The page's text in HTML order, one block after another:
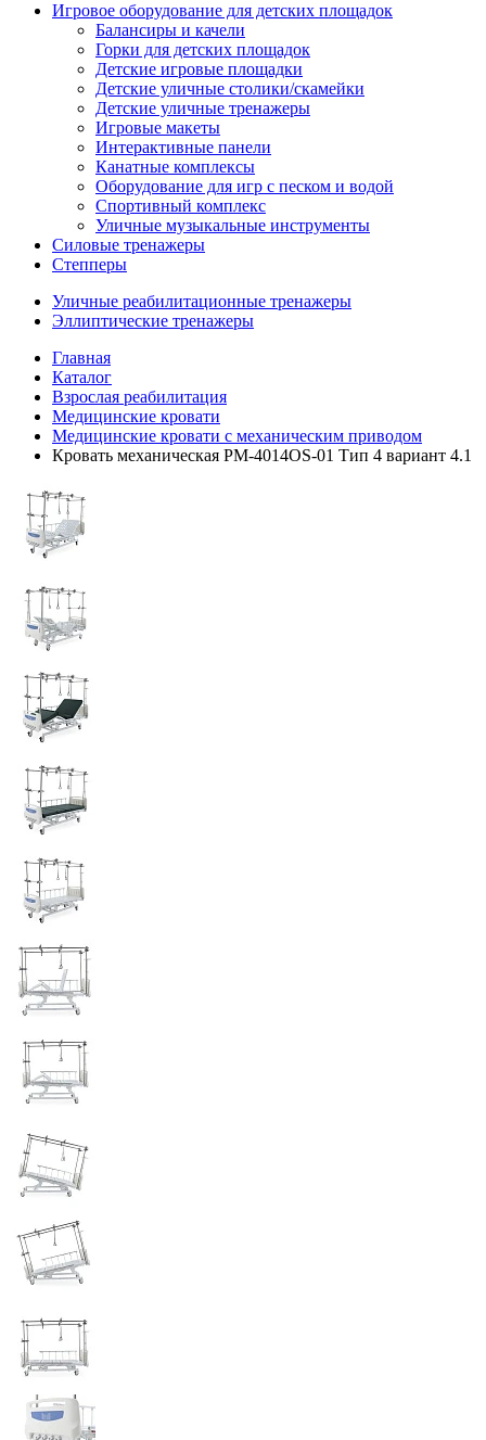
Игровое оборудование для детских площадок
Балансиры и качели
Горки для детских площадок
Детские игровые площадки
Детские уличные столики/скамейки
Детские уличные тренажеры
Игровые макеты
Интерактивные панели
Канатные комплексы
Оборудование для игр с песком и водой
Спортивный комплекс
Уличные музыкальные инструменты
Силовые тренажеры
Степперы
Уличные реабилитационные тренажеры
Эллиптические тренажеры
Главная
Каталог
Взрослая реабилитация
Медицинские кровати
Медицинские кровати с механическим приводом
Кровать механическая PM-4014OS-01 Тип 4 вариант 4.1